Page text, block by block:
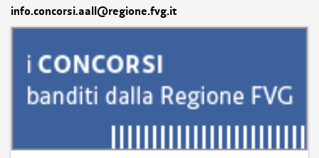
info.concorsi.aall@regione.fvg.it